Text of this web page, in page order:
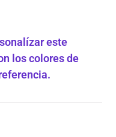
este
los colores de